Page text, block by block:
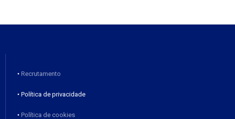
• Recrutamento
• Política de privacidade
• Política de cookies